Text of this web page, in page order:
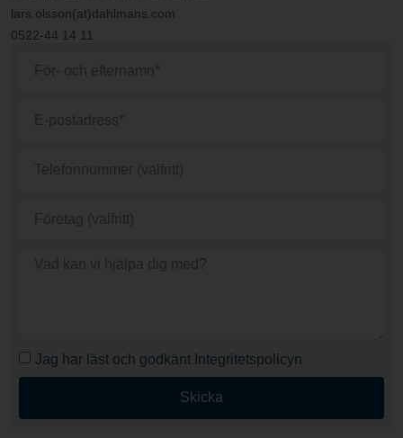
Jag har läst och godkänt Integritetspolicyn
Skicka
lars.olsson(at)dahlmans.com
0522-44 14 11